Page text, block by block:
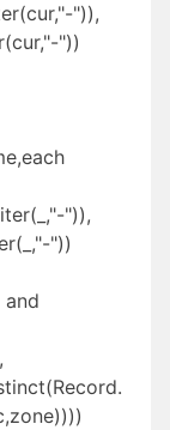
")),
"))
")),
"))